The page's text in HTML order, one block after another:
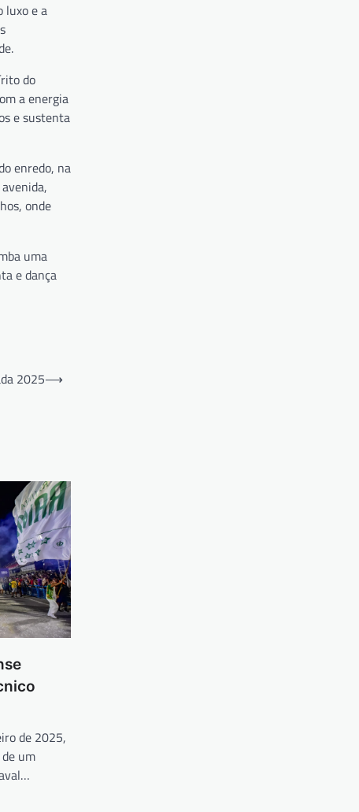
luxo e a
do
a energia
e sustenta
enredo, na
onde
uma
e dança
2025⟶
de 2025,
um